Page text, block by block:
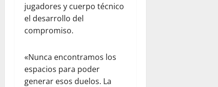
jugadores y cuerpo técnico
el desarrollo del
compromiso.
«Nunca encontramos los
espacios para poder
generar esos duelos. La